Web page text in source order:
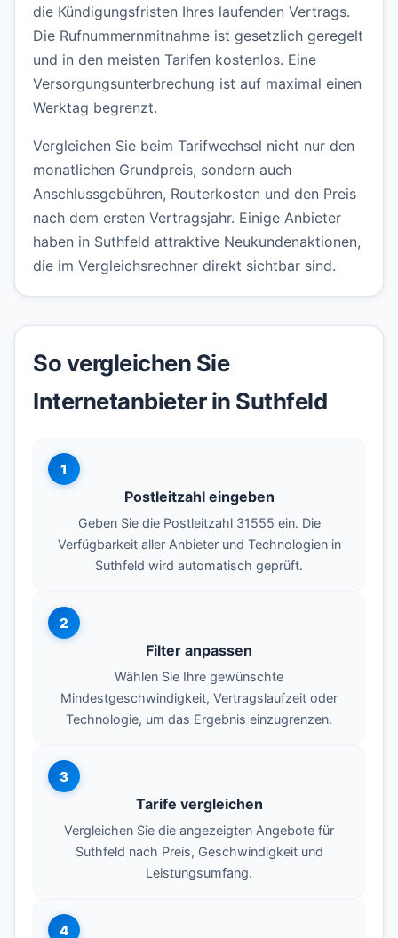
die Kündigungsfristen Ihres laufenden Vertrags.
Die Rufnummernmitnahme ist gesetzlich geregelt
und in den meisten Tarifen kostenlos. Eine
Versorgungsunterbrechung ist auf maximal einen
Werktag begrenzt.
Vergleichen Sie beim Tarifwechsel nicht nur den
monatlichen Grundpreis, sondern auch
Anschlussgebühren, Routerkosten und den Preis
nach dem ersten Vertragsjahr. Einige Anbieter
haben in Suthfeld attraktive Neukundenaktionen,
die im Vergleichsrechner direkt sichtbar sind.
So vergleichen Sie
Internetanbieter in Suthfeld
1
Postleitzahl eingeben
Geben Sie die Postleitzahl 31555 ein. Die
Verfügbarkeit aller Anbieter und Technologien in
Suthfeld wird automatisch geprüft.
2
Filter anpassen
Wählen Sie Ihre gewünschte
Mindestgeschwindigkeit, Vertragslaufzeit oder
Technologie, um das Ergebnis einzugrenzen.
3
Tarife vergleichen
Vergleichen Sie die angezeigten Angebote für
Suthfeld nach Preis, Geschwindigkeit und
Leistungsumfang.
4